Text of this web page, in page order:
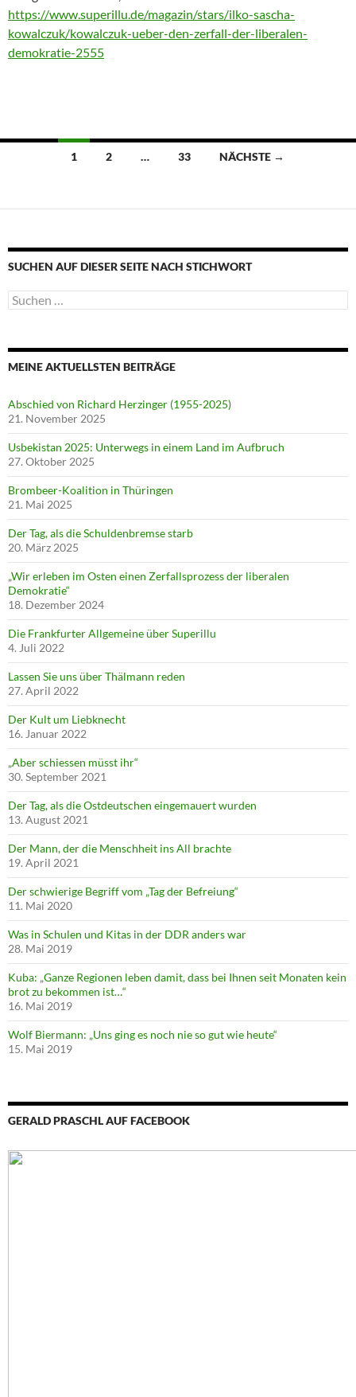
https://www.superillu.de/magazin/stars/ilko-sascha-
kowalczuk/kowalczuk-ueber-den-zerfall-der-liberalen-
demokratie-2555
Beitragsnavigation
1 2 … 33 NÄCHSTE →
SUCHEN AUF DIESER SEITE NACH STICHWORT
Suche
nach:
MEINE AKTUELLSTEN BEITRÄGE
Abschied von Richard Herzinger (1955-2025)
21. November 2025
Usbekistan 2025: Unterwegs in einem Land im Aufbruch
27. Oktober 2025
Brombeer-Koalition in Thüringen
21. Mai 2025
Der Tag, als die Schuldenbremse starb
20. März 2025
„Wir erleben im Osten einen Zerfallsprozess der liberalen
Demokratie“
18. Dezember 2024
Die Frankfurter Allgemeine über Superillu
4. Juli 2022
Lassen Sie uns über Thälmann reden
27. April 2022
Der Kult um Liebknecht
16. Januar 2022
„Aber schiessen müsst ihr“
30. September 2021
Der Tag, als die Ostdeutschen eingemauert wurden
13. August 2021
Der Mann, der die Menschheit ins All brachte
19. April 2021
Der schwierige Begriff vom „Tag der Befreiung“
11. Mai 2020
Was in Schulen und Kitas in der DDR anders war
28. Mai 2019
Kuba: „Ganze Regionen leben damit, dass bei Ihnen seit Monaten kein
brot zu bekommen ist…“
16. Mai 2019
Wolf Biermann: „Uns ging es noch nie so gut wie heute“
15. Mai 2019
GERALD PRASCHL AUF FACEBOOK